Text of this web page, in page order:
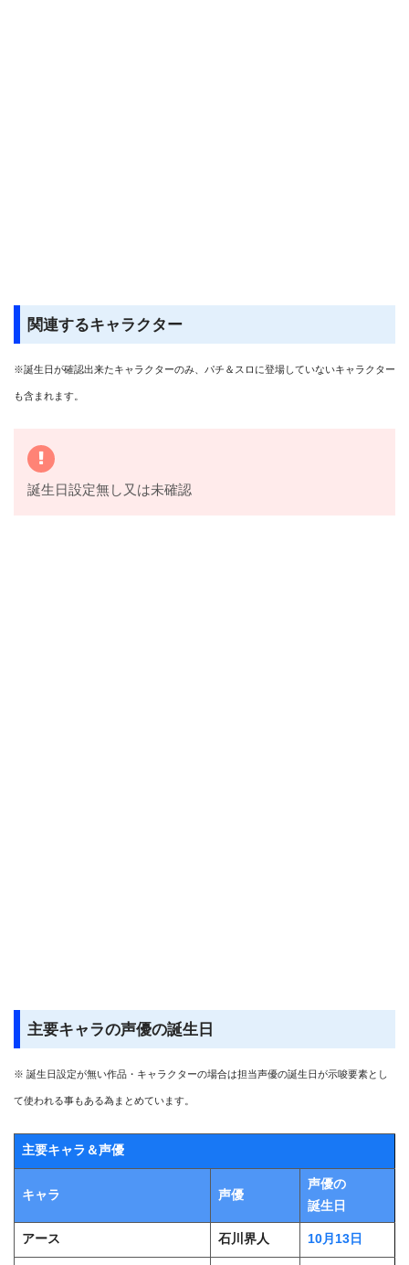
関連するキャラクター
※誕生日が確認出来たキャラクターのみ、パチ＆スロに登場していないキャラクター
も含まれます。
誕生日設定無し又は未確認
主要キャラの声優の誕生日
※ 誕生日設定が無い作品・キャラクターの場合は担当声優の誕生日が示唆要素とし
て使われる事もある為まとめています。
主要キャラ＆声優
キャラ 声優
声優の
誕生日
アース 石川界人 10月13日